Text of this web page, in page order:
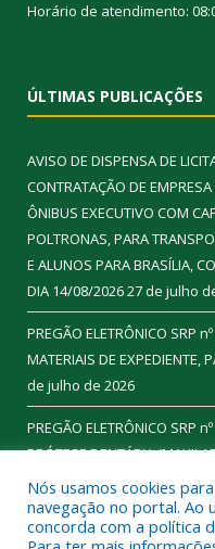
Horário de atendimento:
ÚLTIMAS PUBLICAÇÕES
AVISO DE DISPENSA DE
CONTRATAÇÃO DE
ÔNIBUS EXECUTIVO COM
POLTRONAS, PARA
E ALUNOS PARA BRASÍLIA,
DIA 14/08/202627 de julho
PREGÃO ELETRÔNICO SRP
MATERIAIS DE EXPEDIENTE,
de julho de 2026
PREGÃO ELETRÔNICO SRP
PRÓTESE DENTÁRIA
Nós usamos cookies
navegação no portal. Ao
concorda com a política